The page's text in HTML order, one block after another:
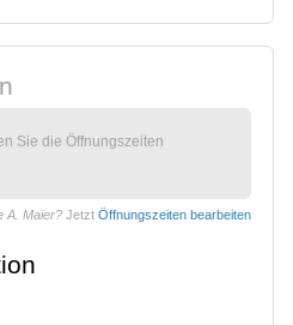
Sie die Öffnungszeiten
A. Maier? Jetzt Öffnungszeiten bearbeiten